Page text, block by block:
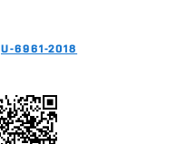
U-6961-2018